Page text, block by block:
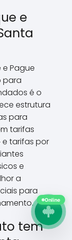
e
e Pague
para
é o
estrutura
para
tarifas
tarifas por
e
a
para
tem
Online